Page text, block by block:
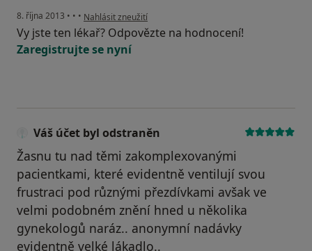
8. října 2013 • • • podle názoru uživatele Kateřina Kulawiecová
Nahlásit zneužití
Vy jste ten lékař? Odpovězte na hodnocení!
Zaregistrujte se nyní
Váš účet byl odstraněn
Žasnu tu nad těmi zakomplexovanými
pacientkami, které evidentně ventilují svou
frustraci pod různými přezdívkami avšak ve
velmi podobném znění hned u několika
gynekologů naráz.. anonymní nadávky
evidentně velké lákadlo..